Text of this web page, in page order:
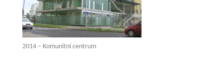
2014 – Komunitní centrum